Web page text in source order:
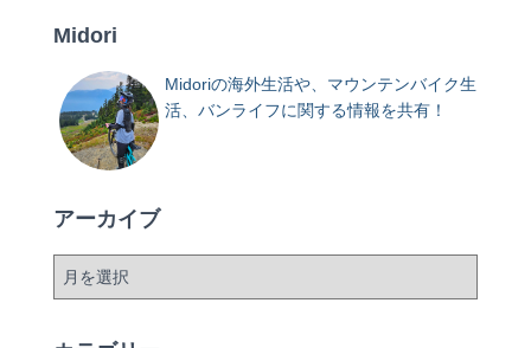
Midori
Midoriの海外生活や、マウンテンバイク生
活、バンライフに関する情報を共有！
アーカイブ
ア
ー